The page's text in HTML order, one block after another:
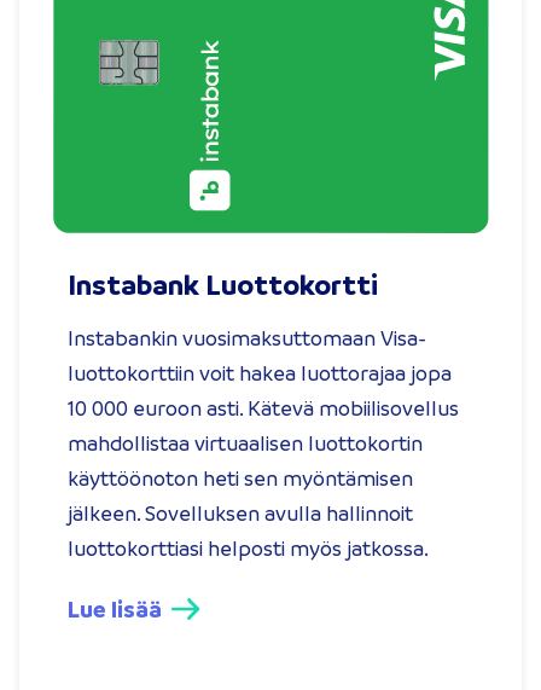
Instabank Luottokortti
Instabankin vuosimaksuttomaan Visa-
luottokorttiin voit hakea luottorajaa jopa
10 000 euroon asti. Kätevä mobiilisovellus
mahdollistaa virtuaalisen luottokortin
käyttöönoton heti sen myöntämisen
jälkeen. Sovelluksen avulla hallinnoit
luottokorttiasi helposti myös jatkossa.
Lue lisää